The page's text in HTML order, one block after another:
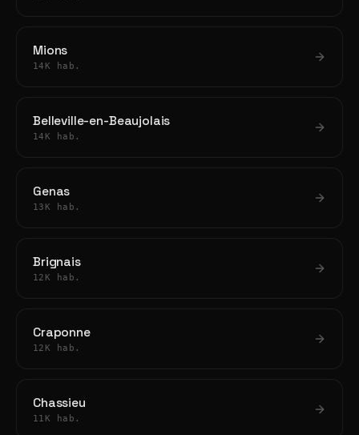
Mions
14K hab.
Belleville-en-Beaujolais
14K hab.
Genas
13K hab.
Brignais
12K hab.
Craponne
12K hab.
Chassieu
11K hab.